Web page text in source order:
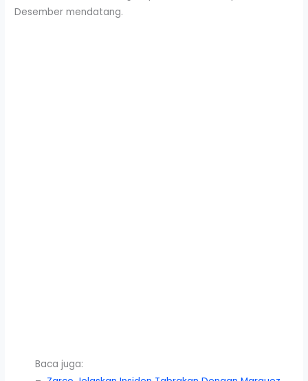
Desember mendatang.
Baca juga: